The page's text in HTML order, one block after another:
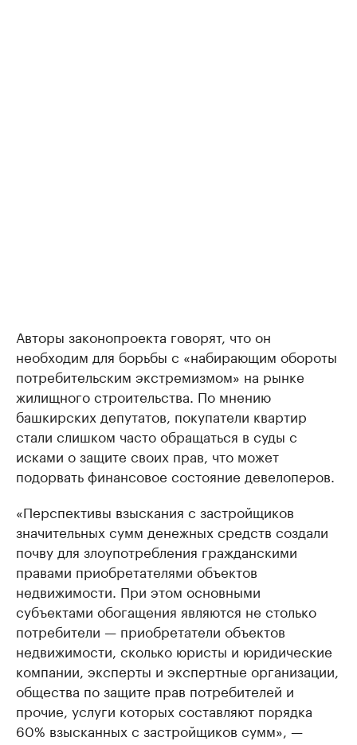
Авторы законопроекта говорят, что он
необходим для борьбы с «набирающим обороты
потребительским экстремизмом» на рынке
жилищного строительства. По мнению
башкирских депутатов, покупатели квартир
стали слишком часто обращаться в суды с
исками о защите своих прав, что может
подорвать финансовое состояние девелоперов.
«Перспективы взыскания с застройщиков
значительных сумм денежных средств создали
почву для злоупотребления гражданскими
правами приобретателями объектов
недвижимости. При этом основными
субъектами обогащения являются не столько
потребители — приобретатели объектов
недвижимости, сколько юристы и юридические
компании, эксперты и экспертные организации,
общества по защите прав потребителей и
прочие, услуги которых составляют порядка
60% взысканных с застройщиков сумм», —